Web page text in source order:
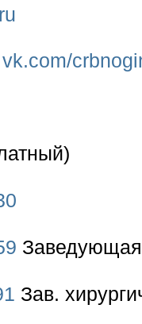
vk.com/
Заведующая
Зав.